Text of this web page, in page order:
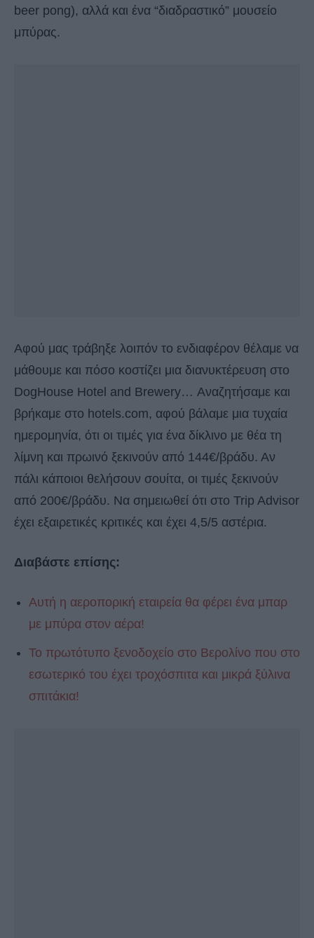
beer pong), αλλά και ένα “διαδραστικό” μουσείο
μπύρας.
Αφού μας τράβηξε λοιπόν το ενδιαφέρον θέλαμε να
μάθουμε και πόσο κοστίζει μια διανυκτέρευση στο
DogHouse Hotel and Brewery… Αναζητήσαμε και
βρήκαμε στο hotels.com, αφού βάλαμε μια τυχαία
ημερομηνία, ότι οι τιμές για ένα δίκλινο με θέα τη
λίμνη και πρωινό ξεκινούν από 144€/βράδυ. Αν
πάλι κάποιοι θελήσουν σουίτα, οι τιμές ξεκινούν
από 200€/βράδυ. Να σημειωθεί ότι στο Trip Advisor
έχει εξαιρετικές κριτικές και έχει 4,5/5 αστέρια.
Διαβάστε επίσης:
Αυτή η αεροπορική εταιρεία θα φέρει ένα μπαρ
με μπύρα στον αέρα!
Το πρωτότυπο ξενοδοχείο στο Βερολίνο που στο
εσωτερικό του έχει τροχόσπιτα και μικρά ξύλινα
σπιτάκια!